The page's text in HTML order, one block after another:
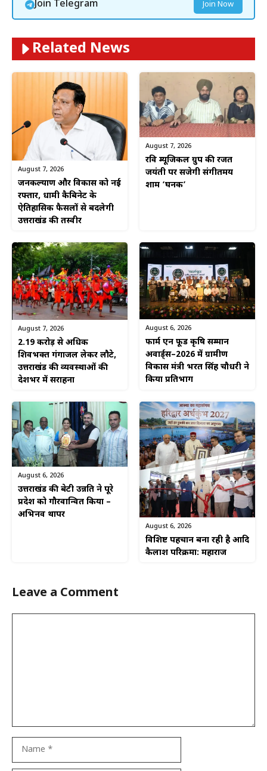
Join Telegram Join Now
Related News
August 7, 2026
जनकल्याण और विकास को नई
रफ्तार, धामी कैबिनेट के
ऐतिहासिक फैसलों से बदलेगी
उत्तराखंड की तस्वीर
August 7, 2026
रवि म्यूजिकल ग्रुप की रजत
जयंती पर सजेगी संगीतमय
शाम ‘घनक’
August 7, 2026
2.19 करोड़ से अधिक
शिवभक्त गंगाजल लेकर लौटे,
उत्तराखंड की व्यवस्थाओं की
देशभर में सराहना
August 6, 2026
फार्म एन फूड कृषि सम्मान
अवार्ड्स–2026 में ग्रामीण
विकास मंत्री भरत सिंह चौधरी ने
किया प्रतिभाग
August 6, 2026
उत्तराखंड की बेटी उन्नति ने पूरे
प्रदेश को गौरवान्वित किया –
अभिनव थापर
August 6, 2026
विशिष्ट पहचान बना रही है आदि
कैलाश परिक्रमा: महाराज
Leave a Comment